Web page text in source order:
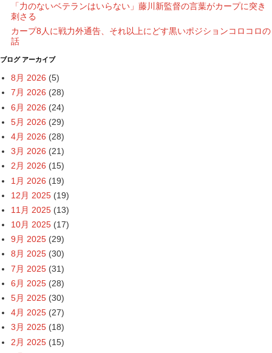
「力のないベテランはいらない」藤川新監督の言葉がカープに突き
刺さる
カープ8人に戦力外通告、それ以上にどす黒いポジションコロコロの
話
ブログ アーカイブ
8月 2026 (5)
7月 2026 (28)
6月 2026 (24)
5月 2026 (29)
4月 2026 (28)
3月 2026 (21)
2月 2026 (15)
1月 2026 (19)
12月 2025 (19)
11月 2025 (13)
10月 2025 (17)
9月 2025 (29)
8月 2025 (30)
7月 2025 (31)
6月 2025 (28)
5月 2025 (30)
4月 2025 (27)
3月 2025 (18)
2月 2025 (15)